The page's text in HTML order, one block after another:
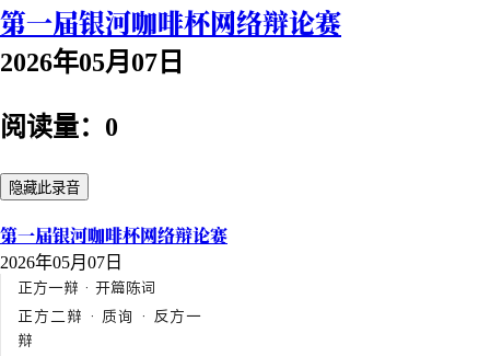
第一届银河咖啡杯网络辩论赛
2026年05月07日
阅读量：0
隐藏此录音
第一届银河咖啡杯网络辩论赛
2026年05月07日
正方一辩 · 开篇陈词
正方二辩 · 质询 · 反方一
辩